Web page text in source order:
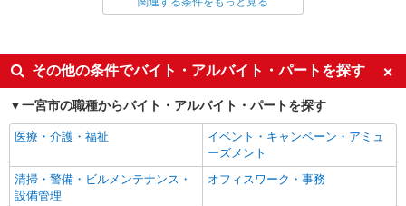
未経験歓迎
ミドル（40代～）活躍中
ボーナス・賞与あり
車通勤OK
交通費支給
社会保険あり
産休・育休取得実績あり
その他の条件でバイト・アルバイト・パートを探す
一宮市の職種からバイト・アルバイト・パートを探す
医療・介護・福祉
イベント・キャンペーン・アミュ
ーズメント
清掃・警備・ビルメンテナンス・
設備管理
オフィスワーク・事務